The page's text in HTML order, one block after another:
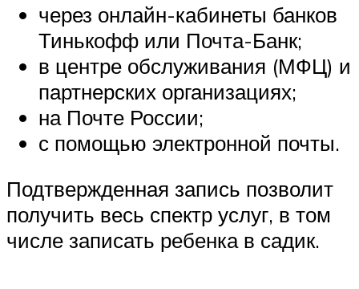
через онлайн-кабинеты банков
Тинькофф или Почта-Банк;
в центре обслуживания (МФЦ) и
партнерских организациях;
на Почте России;
с помощью электронной почты.
Подтвержденная запись позволит
получить весь спектр услуг, в том
числе записать ребенка в садик.